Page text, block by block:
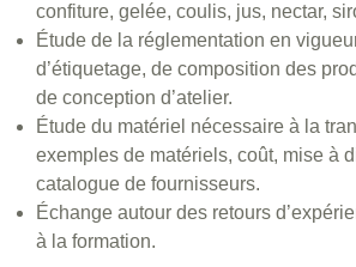
confiture, gelée, coulis, jus, nectar,
Étude de la réglementation en
d’étiquetage, de composition des
de conception d’atelier.
Étude du matériel nécessaire à la
exemples de matériels, coût, mise à
catalogue de fournisseurs.
Échange autour des retours
à la formation.